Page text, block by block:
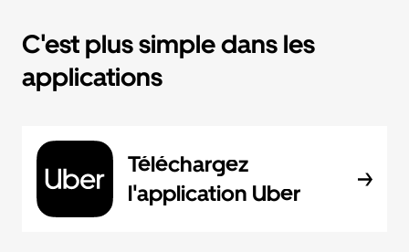
C'est plus simple dans les
applications
Téléchargez
l'application Uber